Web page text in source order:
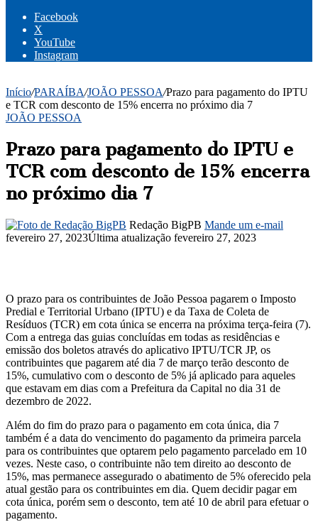
Facebook
X
YouTube
Instagram
Início/PARAÍBA/JOÃO PESSOA/Prazo para pagamento do IPTU
e TCR com desconto de 15% encerra no próximo dia 7
JOÃO PESSOA
Prazo para pagamento do IPTU e
TCR com desconto de 15% encerra
no próximo dia 7
Redação BigPB Mande um e-mail
fevereiro 27, 2023Última atualização fevereiro 27, 2023
O prazo para os contribuintes de João Pessoa pagarem o Imposto
Predial e Territorial Urbano (IPTU) e da Taxa de Coleta de
Resíduos (TCR) em cota única se encerra na próxima terça-feira (7).
Com a entrega das guias concluídas em todas as residências e
emissão dos boletos através do aplicativo IPTU/TCR JP, os
contribuintes que pagarem até dia 7 de março terão desconto de
15%, cumulativo com o desconto de 5% já aplicado para aqueles
que estavam em dias com a Prefeitura da Capital no dia 31 de
dezembro de 2022.
Além do fim do prazo para o pagamento em cota única, dia 7
também é a data do vencimento do pagamento da primeira parcela
para os contribuintes que optarem pelo pagamento parcelado em 10
vezes. Neste caso, o contribuinte não tem direito ao desconto de
15%, mas permanece assegurado o abatimento de 5% oferecido pela
atual gestão para os contribuintes em dia. Quem decidir pagar em
cota única, porém sem o desconto, tem até 10 de abril para efetuar o
pagamento.